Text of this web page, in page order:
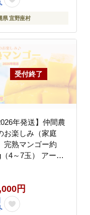
め プレゼント 贈答
国産 沖縄 沖縄県
県 宜野座村
年発送】仲間農
お楽しみ（家庭
完熟マンゴー約
4～7玉） アーウ
熟 お気に入り 収
気 甘味 フルーツ
県 先行予約 食品
円